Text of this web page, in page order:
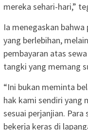
mereka sehari-hari,”
Ia menegaskan
yang berlebihan,
pembayaran atas
tangki yang memang
“Ini bukan meminta
hak kami sendiri yang
sesuai perjanjian.
bekerja keras di